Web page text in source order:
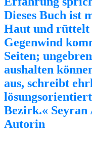
Dieses Buch ist
Haut und rüttelt
Gegenwind
Seiten;
aushalten
aus, schreibt
Bezirk.« Seyran
Autorin